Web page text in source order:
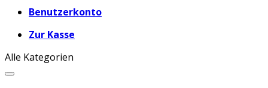
Benutzerkonto
Zur Kasse
Alle Kategorien